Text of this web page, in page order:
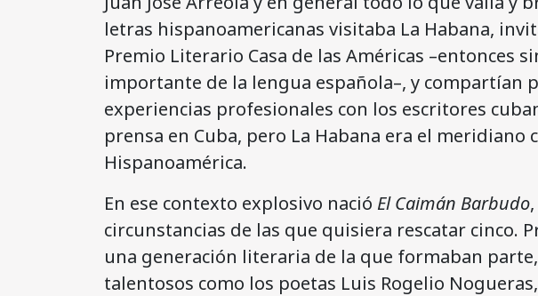
letras hispanoamericanas visitaba La Habana,
Premio Literario Casa de las Américas –entonces
importante de la lengua española–, y compartían
experiencias profesionales con los escritores
prensa en Cuba, pero La Habana era el meridiano
Hispanoamérica.
En ese contexto explosivo nació El Caimán Barbudo
circunstancias de las que quisiera rescatar cinco.
una generación literaria de la que formaban
talentosos como los poetas Luis Rogelio